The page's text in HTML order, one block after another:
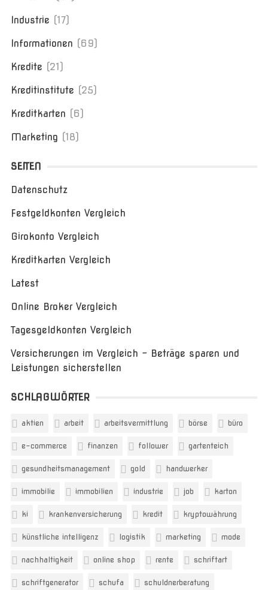
Industrie (17)
Informationen (69)
Kredite (21)
Kreditinstitute (25)
Kreditkarten (6)
Marketing (18)
SEITEN
Datenschutz
Festgeldkonten Vergleich
Girokonto Vergleich
Kreditkarten Vergleich
Latest
Online Broker Vergleich
Tagesgeldkonten Vergleich
Versicherungen im Vergleich – Beträge sparen und
Leistungen sicherstellen
SCHLAGWÖRTER
aktien arbeit arbeitsvermittlung börse büro
e-commerce finanzen follower gartenteich
gesundheitsmanagement gold handwerker
immobilie immobilien industrie job karton
ki krankenversicherung kredit kryptowährung
künstliche intelligenz logistik marketing mode
nachhaltigkeit online shop rente schriftart
schriftgenerator schufa schuldnerberatung